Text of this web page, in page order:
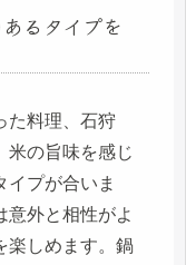
るタイプを
た料理、石狩
米の旨味を感じ
イプが合いま
意外と相性がよ
楽しめます。鍋